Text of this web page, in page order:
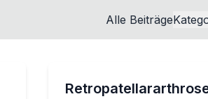
Alle Beiträge